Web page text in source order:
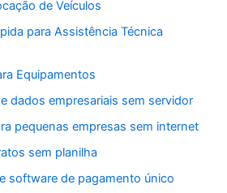
de Veículos
para Assistência Técnica
Equipamentos
dados empresariais sem servidor
pequenas empresas sem internet
sem planilha
software de pagamento único